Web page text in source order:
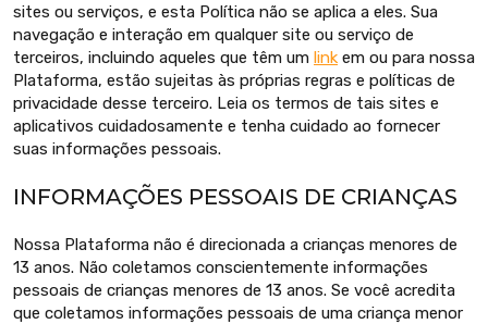
sites ou serviços, e esta Política não se aplica a eles. Sua
navegação e interação em qualquer site ou serviço de
terceiros, incluindo aqueles que têm um link em ou para nossa
Plataforma, estão sujeitas às próprias regras e políticas de
privacidade desse terceiro. Leia os termos de tais sites e
aplicativos cuidadosamente e tenha cuidado ao fornecer
suas informações pessoais.
INFORMAÇÕES PESSOAIS DE CRIANÇAS
Nossa Plataforma não é direcionada a crianças menores de
13 anos. Não coletamos conscientemente informações
pessoais de crianças menores de 13 anos. Se você acredita
que coletamos informações pessoais de uma criança menor